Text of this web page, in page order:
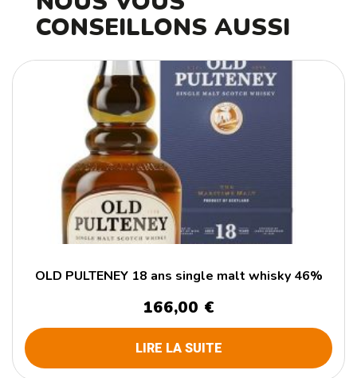
CONSEILLONS AUSSI
OLD PULTENEY 18 ans single malt whisky 46%
166,00 €
LIRE LA SUITE